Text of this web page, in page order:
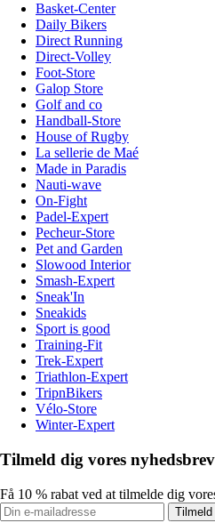
Basket-Center
Daily Bikers
Direct Running
Direct-Volley
Foot-Store
Galop Store
Golf and co
Handball-Store
House of Rugby
La sellerie de Maé
Made in Paradis
Nauti-wave
On-Fight
Padel-Expert
Pecheur-Store
Pet and Garden
Slowood Interior
Smash-Expert
Sneak'In
Sneakids
Sport is good
Training-Fit
Trek-Expert
Triathlon-Expert
TripnBikers
Vélo-Store
Winter-Expert
Tilmeld dig vores nyhedsbrev
Få 10 % rabat ved at tilmelde dig
Tilmeld